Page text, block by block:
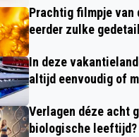
Prachtig filmpje van
eerder zulke
In deze
altijd eenvoudig of
Verlagen déze acht
biologische leeftijd?